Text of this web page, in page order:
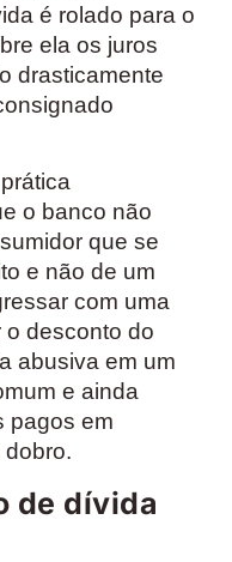
é rolado para o
ela os juros
drasticamente
o banco não
que se
e não de um
com uma
desconto do
abusiva em um
e ainda
pagos em
de dívida